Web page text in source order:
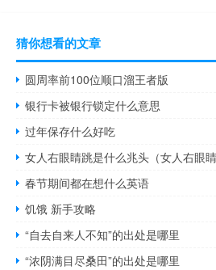
猜你想看的文章
圆周率前100位顺口溜王者版
银行卡被银行锁定什么意思
过年保存什么好吃
女人右眼睛跳是什么兆头（女人右眼
春节期间都在想什么英语
饥饿 新手攻略
“自去自来人不知”的出处是哪里
“浓阴满目尽桑田”的出处是哪里